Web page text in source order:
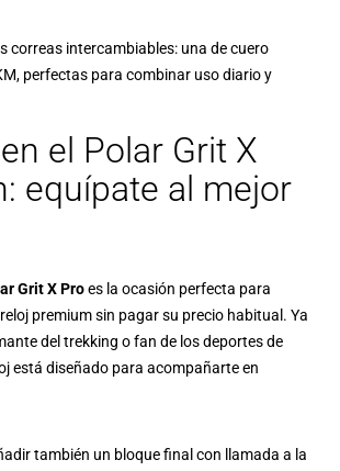
correas intercambiables: una de cuero
perfectas para combinar uso diario y
el Polar Grit X
equípate al mejor
Grit X Proes la ocasión perfecta para
premium sin pagar su precio habitual. Ya
del trekking o fan de los deportes de
está diseñado para acompañarte en
también un bloque final con llamada a la